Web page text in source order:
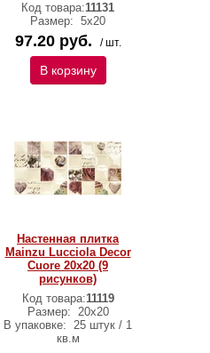
Код товара:11131
Размер: 5x20
97.20 руб. / шт.
В корзину
Настенная плитка
Mainzu Lucciola Decor
Cuore 20x20 (9
рисунков)
Код товара:11119
Размер: 20x20
В упаковке: 25 штук / 1
кв.м